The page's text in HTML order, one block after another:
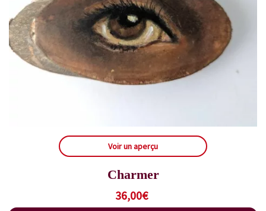
Voir un aperçu
Charmer
36,00€